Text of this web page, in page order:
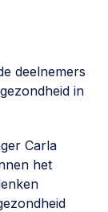
deelnemers
in
Carla
het